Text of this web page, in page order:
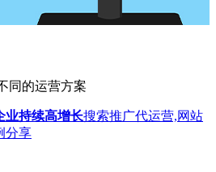
同的运营方案
业持续高增长搜索推广代运营,网站
分享